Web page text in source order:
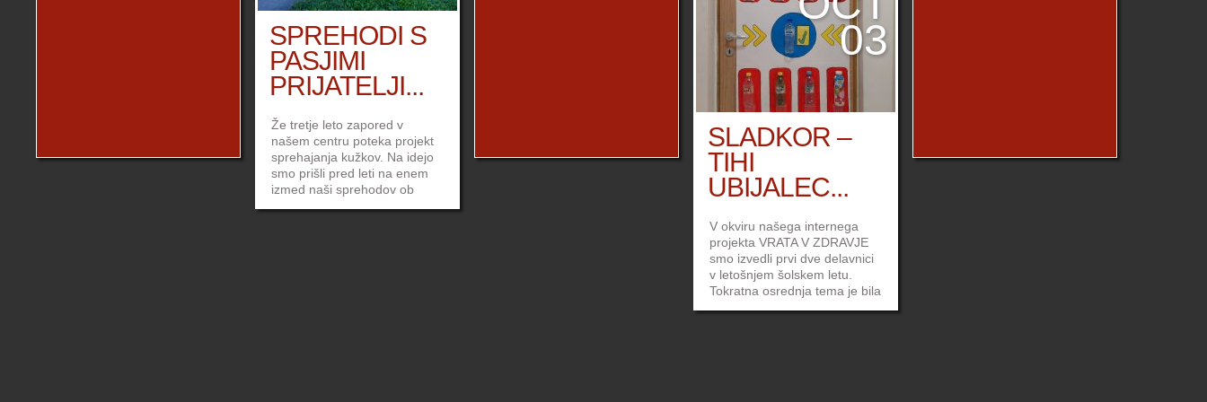
Nastal je projekt »potujoče
telovadnice«, ki že 5 let po
različnih lokacijah Škofje Loke
ml…
SPREHODI S
PASJIMI
PRIJATELJI...
Že tretje leto zapored v
našem centru poteka projekt
sprehajanja kužkov. Na idejo
smo prišli pred leti na enem
izmed naši sprehodov ob
03
SLADKOR –
TIHI
UBIJALEC...
V okviru našega internega
projekta VRATA V ZDRAVJE
smo izvedli prvi dve delavnici
v letošnjem šolskem letu.
Tokratna osrednja tema je bila